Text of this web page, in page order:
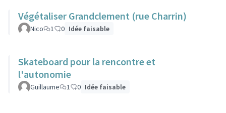
Végétaliser Grandclement (rue Charrin)
Nico 1 0 Idée faisable
Skateboard pour la rencontre et
l'autonomie
Guillaume 1 0 Idée faisable